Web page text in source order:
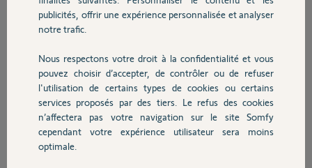
Domotique
Chauffage
Autres produits
Tahoma.
Par contre:
l'agenda, il n'est pas
proposé
Programmation à la demi-heure alors que dans l'agenda on peut
programmer comme on veut
Pas de retour sur l'état (Chauffe ou Eco)
Dès que je modifie la programmation dans "paramétrer" de Tahoma,
publicités, offrir une expérience personnalisée et analyser
notre trafic.
Nous respectons votre droit à la confidentialité et vous
pouvez choisir d’accepter, de contrôler ou de refuser
l'utilisation de certains types de cookies ou certains
services proposés par des tiers. Le refus des cookies
n’affectera pas votre navigation sur le site Somfy
cependant votre expérience utilisateur sera moins
optimale.